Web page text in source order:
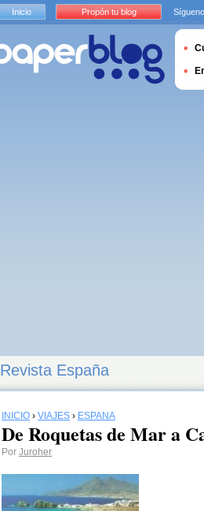
Revista España
INICIO › VIAJES › ESPAÑA
De Roquetas de Mar a
Por Juroher
Inicio Propón tu blog